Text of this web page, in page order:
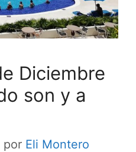
Diciembre
son y a
por Eli Montero